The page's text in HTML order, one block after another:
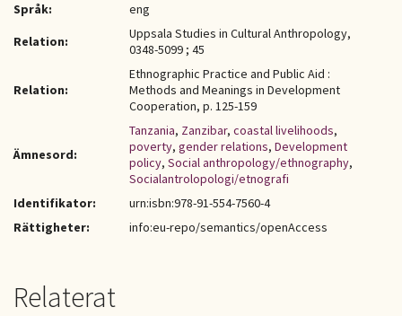
Språk:
eng
Relation:
Uppsala Studies in Cultural Anthropology,
0348-5099 ; 45
Relation:
Ethnographic Practice and Public Aid :
Methods and Meanings in Development
Cooperation, p. 125-159
Ämnesord:
Tanzania, Zanzibar, coastal livelihoods,
poverty, gender relations, Development
policy, Social anthropology/ethnography,
Socialantrolopologi/etnografi
Identifikator:
urn:isbn:978-91-554-7560-4
Rättigheter:
info:eu-repo/semantics/openAccess
Relaterat